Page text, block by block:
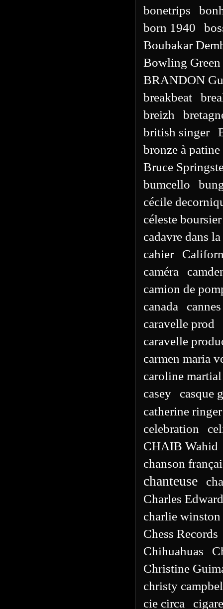
bonetrips
born 1940
Boubakar
Bowling Green
BRANDON
breakbeat
breizh
british singer
bronze à patine
Bruce
bumcello
cécile
céleste boursier
cadavre dans
cahier
caméra
camion de
canada
cannes
caravelle prod
caravelle
carmen maria
caroline martial
casey
casque
catherine ringer
celebration
CHAIB Wahid
chanson
chanteuse
Charles
charlie winston
Chess Records
Chihuahuas
Christine
christy
cie circa